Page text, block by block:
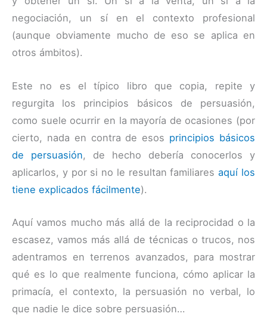
negociación, un sí en el contexto profesional
(aunque obviamente mucho de eso se aplica en
otros ámbitos).
Este no es el típico libro que copia, repite y
regurgita los principios básicos de persuasión,
como suele ocurrir en la mayoría de ocasiones (por
cierto, nada en contra de esos principios básicos
de persuasión, de hecho debería conocerlos y
aplicarlos, y por si no le resultan familiaresaquí los
tiene explicados fácilmente).
Aquí vamos mucho más allá de la reciprocidad o la
escasez, vamos más allá de técnicas o trucos, nos
adentramos en terrenos avanzados, para mostrar
qué es lo que realmente funciona, cómo aplicar la
primacía, el contexto, la persuasión no verbal, lo
que nadie le dice sobre persuasión…